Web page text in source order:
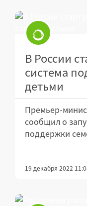
В России
система
детьми
Премьер-
сообщил о
поддержки
19 декабря 2022